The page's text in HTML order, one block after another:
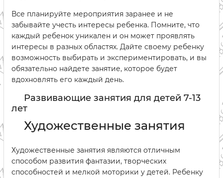
Все планируйте мероприятия заранее и не
забывайте учесть интересы ребенка. Помните, что
каждый ребенок уникален и он может проявлять
интересы в разных областях. Дайте своему ребенку
возможность выбирать и экспериментировать, и вы
обязательно найдете занятие, которое будет
вдохновлять его каждый день.
Развивающие занятия для детей 7-13
лет
Художественные занятия
Художественные занятия являются отличным
способом развития фантазии, творческих
способностей и мелкой моторики у детей. Ребенку